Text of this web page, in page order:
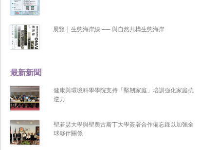
最新新聞
健康與環境科學學院支持「堅韌家庭」培訓強化家庭抗
逆力
聖若瑟大學與聖奧古斯丁大學簽署合作備忘錄以加強全
球夥伴關係
展覽 | 生態海岸線 ── 與自然共構生態海岸